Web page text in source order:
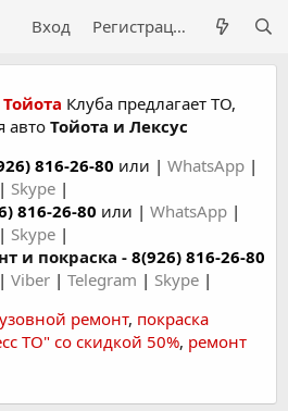
Вход Регистрация
Клуба предлагает ТО,
авто Тойота и Лексус
816-26-80 или | WhatsApp |
| Skype |
816-26-80 или | WhatsApp |
| Skype |
и покраска - 8(926) 816-26-80
| Viber | Telegram | Skype |
ремонт, покраска
ТО" со скидкой 50%, ремонт